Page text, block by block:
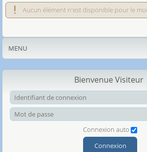
MENU
Bienvenue Visiteur
Connexion auto
Connexion
Aucun élément n'est disponible pour le